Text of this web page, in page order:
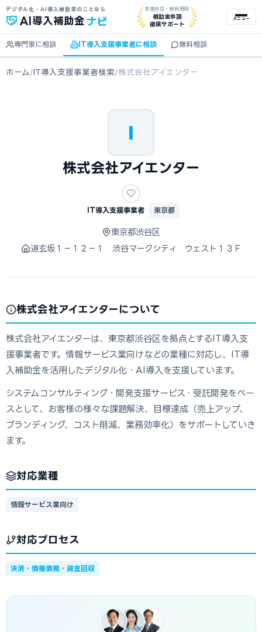
デジタル化・AI導入補助金のことなら
AI 導入補助金 ナビ
全国対応・無料相談
補助金申請
徹底サポート
メニュー
専門家に相談 IT導入支援事業者に相談 無料相談
ホーム /IT導入支援事業者検索/株式会社アイエンター
I
株式会社アイエンター
IT導入支援事業者 東京都
東京都渋谷区
道玄坂１－１２－１ 渋谷マークシティ ウェスト１３Ｆ
株式会社アイエンターについて
株式会社アイエンターは、東京都渋谷区を拠点とするIT導入支
援事業者です。情報サービス業向けなどの業種に対応し、IT導
入補助金を活用したデジタル化・AI導入を支援しています。
システムコンサルティング・開発支援サービス・受託開発をベー
スとして、お客様の様々な課題解決、目標達成（売上アップ、
ブランディング、コスト削減、業務効率化）をサポートしていき
ます。
対応業種
情報サービス業向け
対応プロセス
決済・債権債務・資金回収